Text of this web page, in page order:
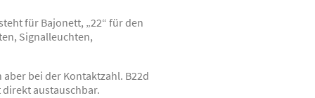
für Bajonett, „22“ für den
Signalleuchten,
bei der Kontaktzahl. B22d
austauschbar.